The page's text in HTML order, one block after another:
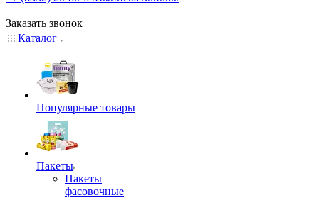
Заказать звонок
Каталог
Популярные товары
Пакеты
Пакеты
фасовочные